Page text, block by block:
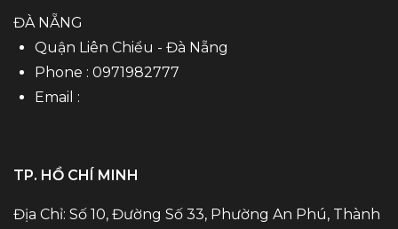
ĐÀ NẴNG
Quận Liên Chiểu - Đà Nẵng
Phone : 0971982777
Email :
TP. HỒ CHÍ MINH
Địa Chỉ: Số 10, Đường Số 33, Phường An Phú, Thành